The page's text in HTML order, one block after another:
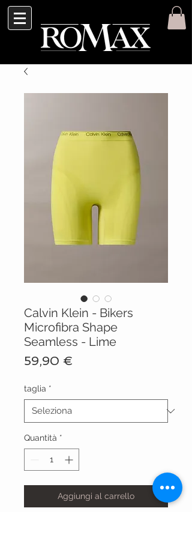
Calvin Klein - Bikers
Microfibra Shape
Seamless - Lime
59,90 €
taglia *
Quantità *
Aggiungi al carrello